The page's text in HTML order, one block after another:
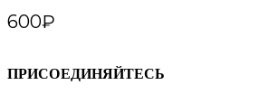
600₽
ПРИСОЕДИНЯЙТЕСЬ